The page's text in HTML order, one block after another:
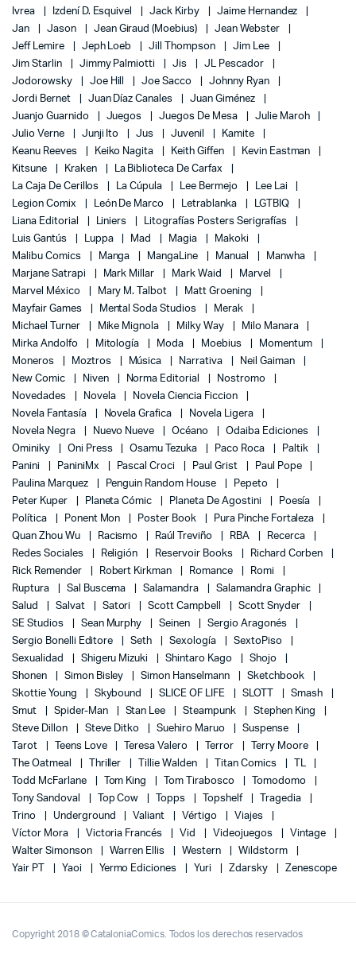
Ivrea
Izdení D. Esquivel Jack Kirby
Jaime Hernandez
Jan
Jason Jean Giraud (Moebius)
Jean Webster
Jeff Lemire
Jeph Loeb Jill Thompson
Jim Lee
Jim Starlin
Jimmy Palmiotti Jis
JL Pescador
Jodorowsky
Joe Hill Joe Sacco
Johnny Ryan
Jordi Bernet
Juan Díaz Canales
Juan Giménez
Juanjo Guarnido
Juegos Juegos De Mesa
Julie Maroh
Julio Verne
Junji Ito Jus Juvenil
Kamite
Keanu Reeves
Keiko Nagita Keith Giffen
Kevin Eastman
Kitsune
Kraken
La Biblioteca De Carfax
La Caja De Cerillos
La Cúpula Lee Bermejo
Lee Lai
Legion Comix
León De Marco Letrablanka
LGTBIQ
Liana Editorial
Liniers
Litografías Posters Serigrafías
Luis Gantús
Luppa Mad Magia
Makoki
Malibu Comics
Manga MangaLine Manual
Manwha
Marjane Satrapi
Mark Millar Mark Waid
Marvel
Marvel México
Mary M. Talbot
Matt Groening
Mayfair Games
Mental Soda Studios
Merak
Michael Turner
Mike Mignola Milky Way
Milo Manara
Mirka Andolfo
Mitología Moda Moebius
Momentum
Moneros
Moztros Música Narrativa
Neil Gaiman
New Comic
Niven Norma Editorial
Nostromo
Novedades
Novela
Novela Ciencia Ficcion
Novela Fantasía
Novela Grafica
Novela Ligera
Novela Negra
Nuevo Nueve Océano
Odaiba Ediciones
Ominiky
Oni Press Osamu Tezuka Paco Roca
Paltik
Panini
PaniniMx Pascal Croci Paul Grist
Paul Pope
Paulina Marquez
Penguin Random House
Pepeto
Peter Kuper
Planeta Cómic Planeta De Agostini
Poesía
Política
Ponent Mon Poster Book
Pura Pinche Fortaleza
Quan Zhou Wu
Racismo Raúl Treviño RBA
Recerca
Redes Sociales
Religión Reservoir Books
Richard Corben
Rick Remender
Robert Kirkman Romance
Romi
Ruptura
Sal Buscema Salamandra
Salamandra Graphic
Salud
Salvat Satori Scott Campbell
Scott Snyder
SE Studios
Sean Murphy Seinen
Sergio Aragonés
Sergio Bonelli Editore
Seth Sexología
SextoPiso
Sexualidad
Shigeru Mizuki Shintaro Kago
Shojo
Shonen
Simon Bisley Simon Hanselmann
Sketchbook
Skottie Young
Skybound SLICE OF LIFE SLOTT
Smash
Smut
Spider-Man Stan Lee Steampunk
Stephen King
Steve Dillon
Steve Ditko Suehiro Maruo
Suspense
Tarot
Teens Love Teresa Valero Terror
Terry Moore
The Oatmeal
Thriller Tillie Walden Titan Comics
Todd McFarlane
Tom King Tom Tirabosco
Tomodomo
Tony Sandoval
Top Cow Topps Topshelf
Tragedia
Trino
Underground Valiant Vértigo
Viajes
Víctor Mora
Victoria Francés Vid Videojuegos
Vintage
Walter Simonson
Warren Ellis Western
Wildstorm
Yair PT
Yaoi Yermo Ediciones Yuri Zdarsky Zenescope
Copyright 2018 © CataloniaComics. Todos los derechos reservados